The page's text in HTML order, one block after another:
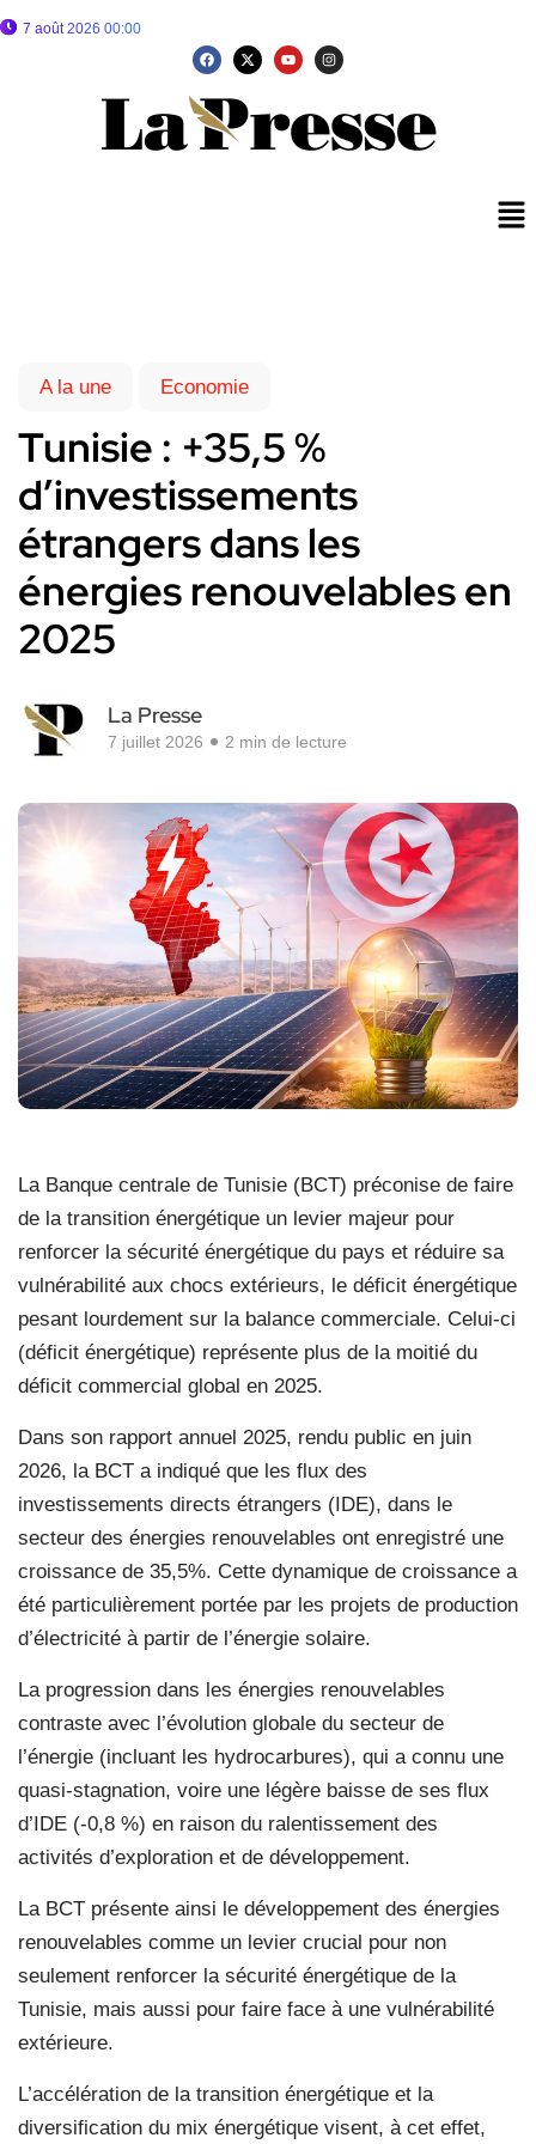
7 août 2026 00:00
A la une Economie
Tunisie : +35,5 %
d’investissements
étrangers dans les
énergies renouvelables en
2025
La Presse
7 juillet 2026 2 min de lecture
La Banque centrale de Tunisie (BCT) préconise de faire
de la transition énergétique un levier majeur pour
renforcer la sécurité énergétique du pays et réduire sa
vulnérabilité aux chocs extérieurs, le déficit énergétique
pesant lourdement sur la balance commerciale. Celui-ci
(déficit énergétique) représente plus de la moitié du
déficit commercial global en 2025.
Dans son rapport annuel 2025, rendu public en juin
2026, la BCT a indiqué que les flux des
investissements directs étrangers (IDE), dans le
secteur des énergies renouvelables ont enregistré une
croissance de 35,5%. Cette dynamique de croissance a
été particulièrement portée par les projets de production
d’électricité à partir de l’énergie solaire.
La progression dans les énergies renouvelables
contraste avec l’évolution globale du secteur de
l’énergie (incluant les hydrocarbures), qui a connu une
quasi-stagnation, voire une légère baisse de ses flux
d’IDE (-0,8 %) en raison du ralentissement des
activités d’exploration et de développement.
La BCT présente ainsi le développement des énergies
renouvelables comme un levier crucial pour non
seulement renforcer la sécurité énergétique de la
Tunisie, mais aussi pour faire face à une vulnérabilité
extérieure.
L’accélération de la transition énergétique et la
diversification du mix énergétique visent, à cet effet,